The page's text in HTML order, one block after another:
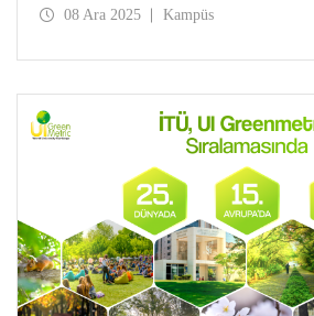
Erbakan Yerleşkesi Orhan Öcalgiray
08 Ara 2025 Kampüs